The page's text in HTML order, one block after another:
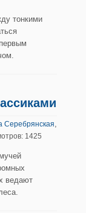
тонкими
Серебрянская,
1425
ведают